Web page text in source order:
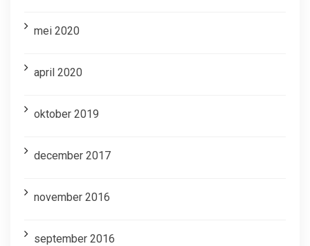
mei 2020
april 2020
oktober 2019
december 2017
november 2016
september 2016